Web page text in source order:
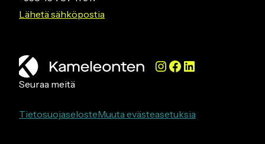
Lähetä sähköpostia
Instagram
Facebook
LinkedIn
Seuraa meitä
TietosuojaselosteMuuta evästeasetuksia